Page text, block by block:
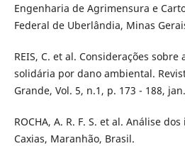
Engenharia de Agrimensura e
Federal de Uberlândia, Minas
REIS, C. et al. Considerações
solidária por dano ambiental.
Grande, Vol. 5, n.1, p. 173 - 188,
ROCHA, A. R. F. S. et al. Análise
Caxias, Maranhão, Brasil.